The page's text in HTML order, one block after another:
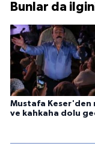
Bunlar da
Mustafa Keser'den
ve kahkaha dolu